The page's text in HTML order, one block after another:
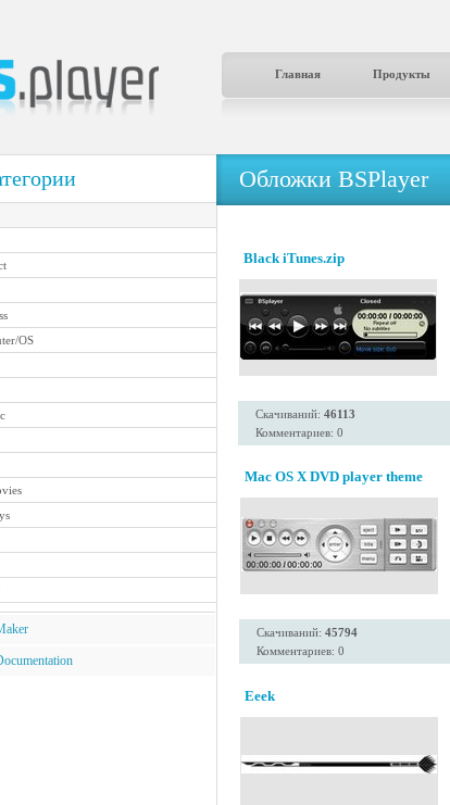
Главная Продукты
OS
Обложки BSPlayer
Black iTunes.zip
Скачиваний: 46113
Комментариев: 0
Mac OS X DVD player theme
Скачиваний: 45794
Комментариев: 0
Eeek